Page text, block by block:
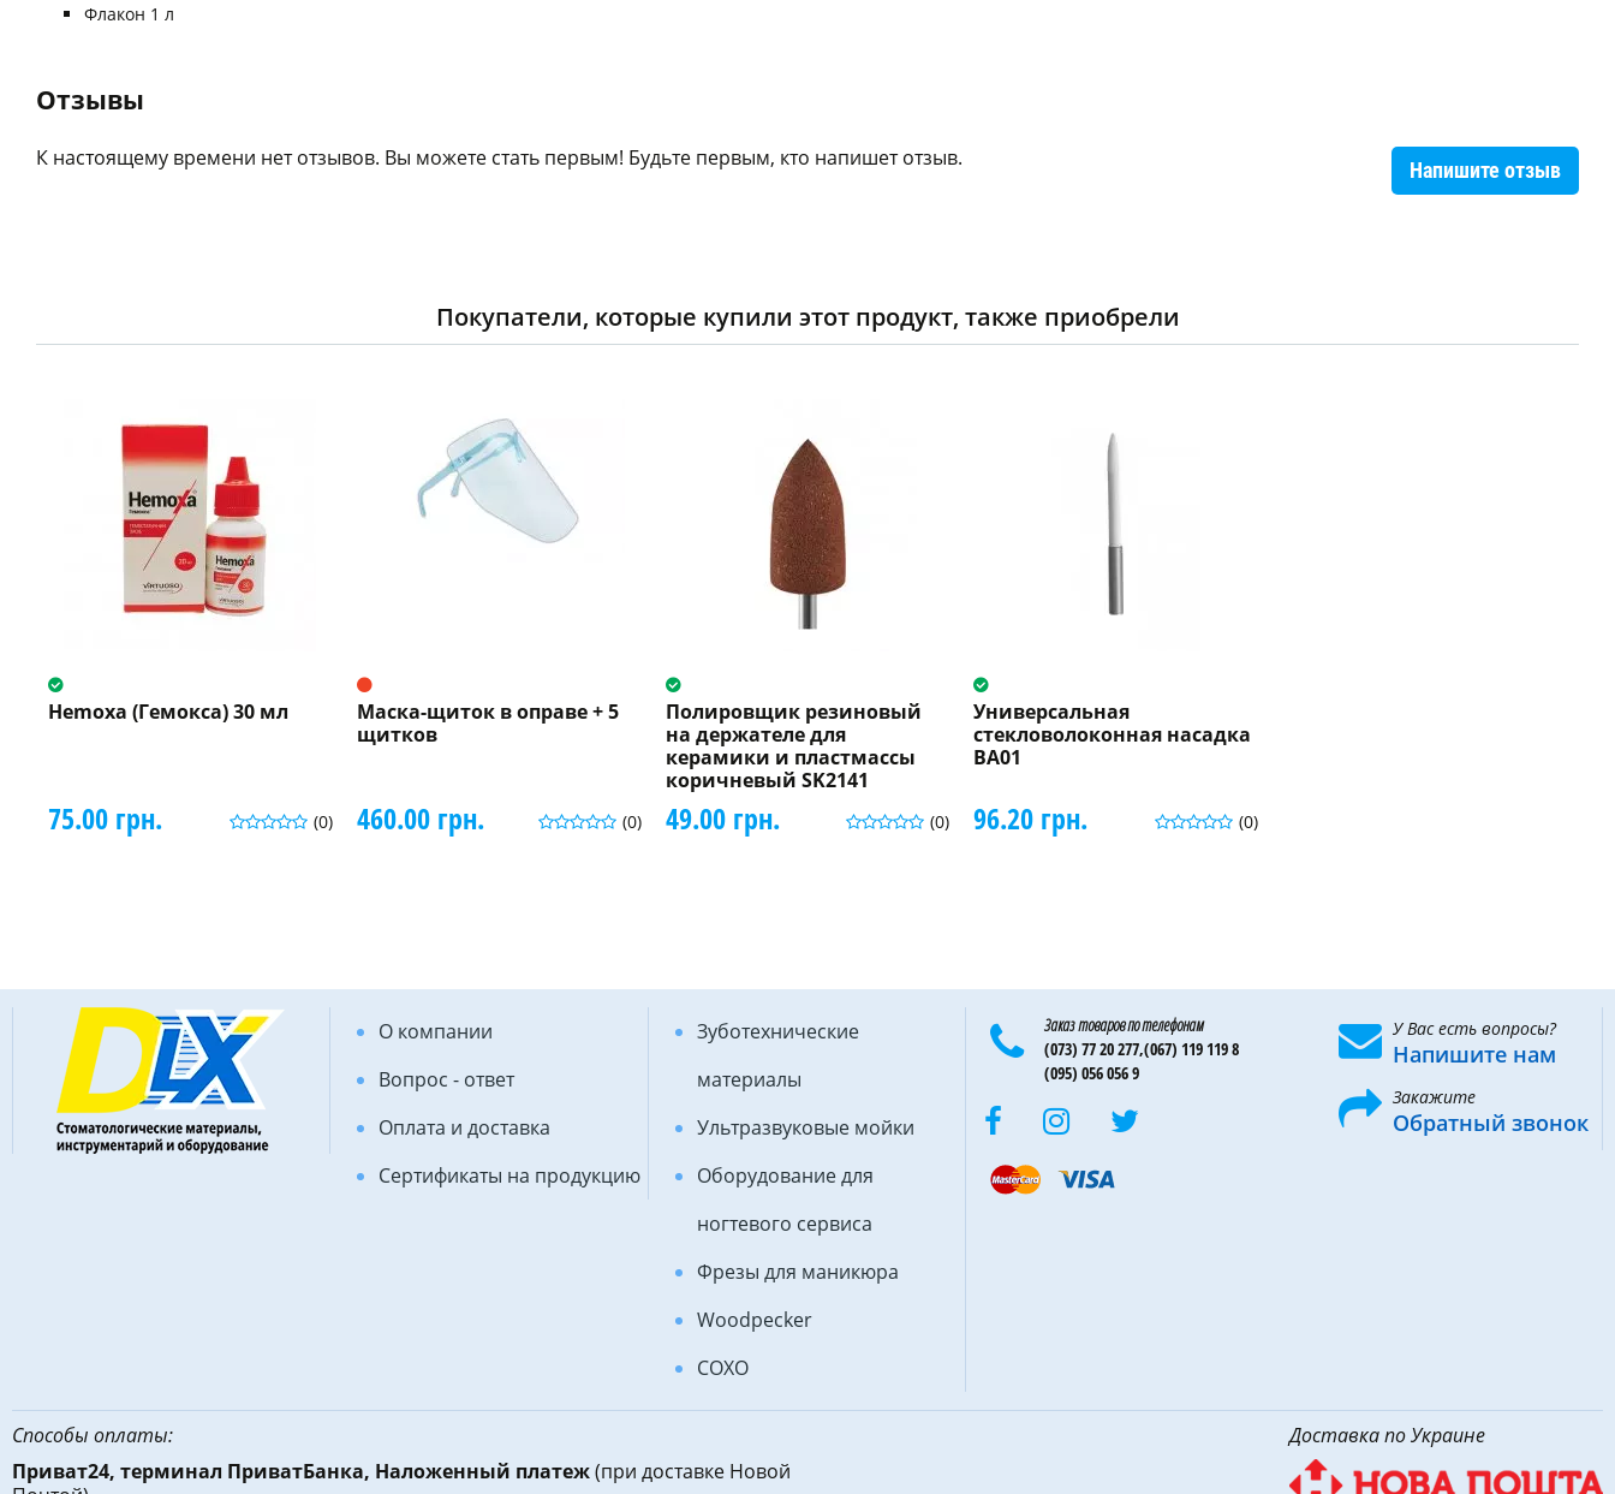
Флакон 1 л
Отзывы
Напишите отзыв
К настоящему времени нет отзывов. Вы можете стать первым! Будьте первым, кто напишет отзыв.
Покупатели, которые купили этот продукт, также приобрели
Hemoxa (Гемокса) 30 мл
(0)
75.00 грн.
Маска-щиток в оправе + 5
щитков
(0)
460.00 грн.
Полировщик резиновый
на держателе для
керамики и пластмассы
коричневый SK2141
(0)
49.00 грн.
Универсальная
стекловолоконная насадка
BA01
(0)
96.20 грн.
О компании
Вопрос - ответ
Оплата и доставка
Сертификаты на продукцию
Зуботехнические
материалы
Ультразвуковые мойки
Оборудование для
ногтевого сервиса
Фрезы для маникюра
Woodpecker
COXO
Заказ товаров по телефонам
(073) 77 20 277,(067) 119 119 8
(095) 056 056 9
У Вас есть вопросы?
Напишите нам
Закажите
Обратный звонок
Способы оплаты:
Приват24, терминал ПриватБанка, Наложенный платеж(при доставке Новой
Доставка по Украине